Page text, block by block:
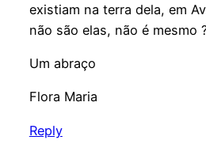
existiam na terra dela, em
não são elas, não é mesmo
Um abraço
Flora Maria
Reply